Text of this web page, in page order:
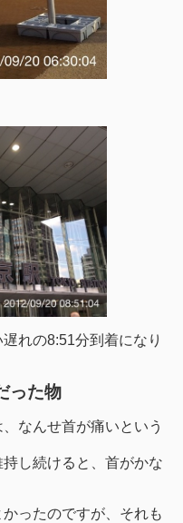
れの8:51分到着になり
った物
なんせ首が痛いという
し続けると、首がかな
ったのですが、それも